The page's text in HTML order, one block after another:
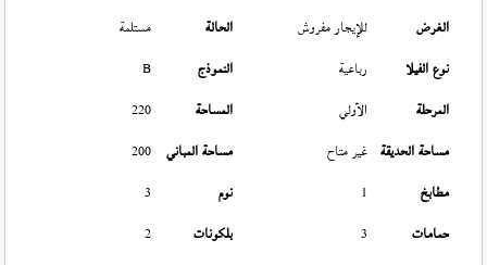
الغرض
للإيجار مفروش الحالة
مستلمة
نوع الفيلا
رباعية النموذج
B
المرحلة
الأولي المساحة
220
مساحة الحديقة غير متاح مساحة المباني 200
مطابخ
1 نوم
3
حمامات
3 بلكونات
2